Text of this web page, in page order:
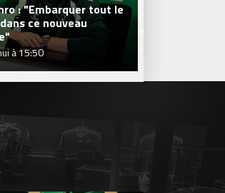
: "Embarquer tout le
ce nouveau
à 15:50